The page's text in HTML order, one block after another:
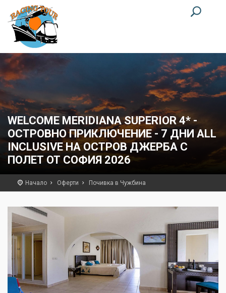
WELCOME MERIDIANA SUPERIOR 4* -
ОСТРОВНО ПРИКЛЮЧЕНИЕ - 7 ДНИ ALL
INCLUSIVE НА ОСТРОВ ДЖЕРБА С
ПОЛЕТ ОТ СОФИЯ 2026
Начало Оферти Почивка в Чужбина